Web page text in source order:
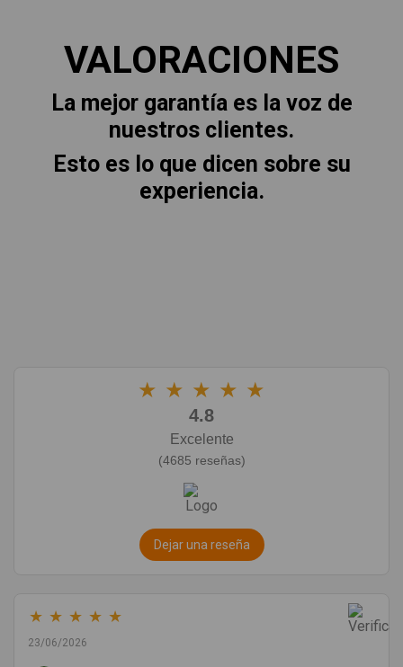
VALORACIONES
La mejor garantía es la voz de
nuestros clientes.
Esto es lo que dicen sobre su
experiencia.
★ ★ ★ ★ ★
4.8
Excelente
(4685 reseñas)
Dejar una reseña
★ ★ ★ ★ ★
23/06/2026